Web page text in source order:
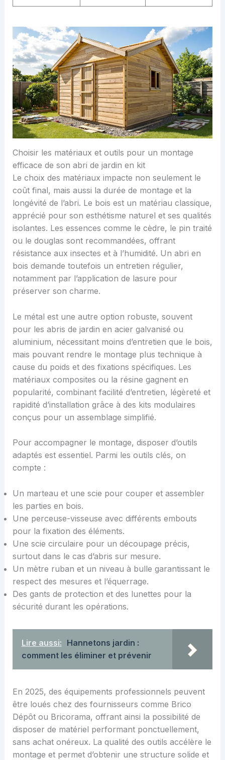
Choisir les matériaux et outils pour un montage
efficace de son abri de jardin en kit
Le choix des matériaux impacte non seulement le
coût final, mais aussi la durée de montage et la
longévité de l’abri. Le bois est un matériau classique,
apprécié pour son esthétisme naturel et ses qualités
isolantes. Les essences comme le cèdre, le pin traité
ou le douglas sont recommandées, offrant
résistance aux insectes et à l’humidité. Un abri en
bois demande toutefois un entretien régulier,
notamment par l’application de lasure pour
préserver son charme.
Le métal est une autre option robuste, souvent
pour les abris de jardin en acier galvanisé ou
aluminium, nécessitant moins d’entretien que le bois,
mais pouvant rendre le montage plus technique à
cause du poids et des fixations spécifiques. Les
matériaux composites ou la résine gagnent en
popularité, combinant facilité d’entretien, légèreté et
rapidité d’installation grâce à des kits modulaires
conçus pour un assemblage simplifié.
Pour accompagner le montage, disposer d’outils
adaptés est essentiel. Parmi les outils clés, on
compte :
Un marteau et une scie pour couper et assembler
les parties en bois.
Une perceuse-visseuse avec différents embouts
pour la fixation des éléments.
Une scie circulaire pour un découpage précis,
surtout dans le cas d’abris sur mesure.
Un mètre ruban et un niveau à bulle garantissant le
respect des mesures et l’équerrage.
Des gants de protection et des lunettes pour la
sécurité durant les opérations.
Lire aussi: Hannetons jardin :
comment les éliminer et prévenir
En 2025, des équipements professionnels peuvent
être loués chez des fournisseurs comme Brico
Dépôt ou Bricorama, offrant ainsi la possibilité de
disposer de matériel performant ponctuellement,
sans achat onéreux. La qualité des outils accélère le
montage et permet d’obtenir une structure solide et